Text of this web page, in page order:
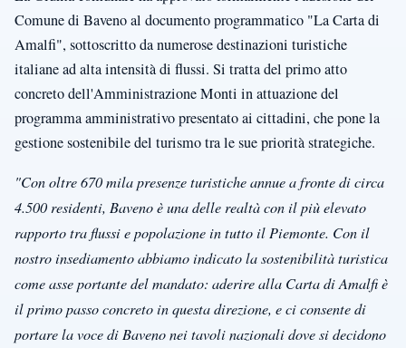
Comune di Baveno al documento programmatico "La Carta di
Amalfi", sottoscritto da numerose destinazioni turistiche
italiane ad alta intensità di flussi. Si tratta del primo atto
concreto dell'Amministrazione Monti in attuazione del
programma amministrativo presentato ai cittadini, che pone la
gestione sostenibile del turismo tra le sue priorità strategiche.
"Con oltre 670 mila presenze turistiche annue a fronte di circa
4.500 residenti, Baveno è una delle realtà con il più elevato
rapporto tra flussi e popolazione in tutto il Piemonte. Con il
nostro insediamento abbiamo indicato la sostenibilità turistica
come asse portante del mandato: aderire alla Carta di Amalfi è
il primo passo concreto in questa direzione, e ci consente di
portare la voce di Baveno nei tavoli nazionali dove si decidono